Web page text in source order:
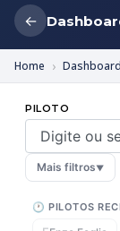
←
Home
PILOTO
Mais filtros▼
🕐 PILOTOS